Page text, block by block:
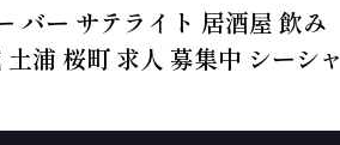
ー サテライト 居酒屋 飲み
浦 桜町 求人 募集中 シーシャ